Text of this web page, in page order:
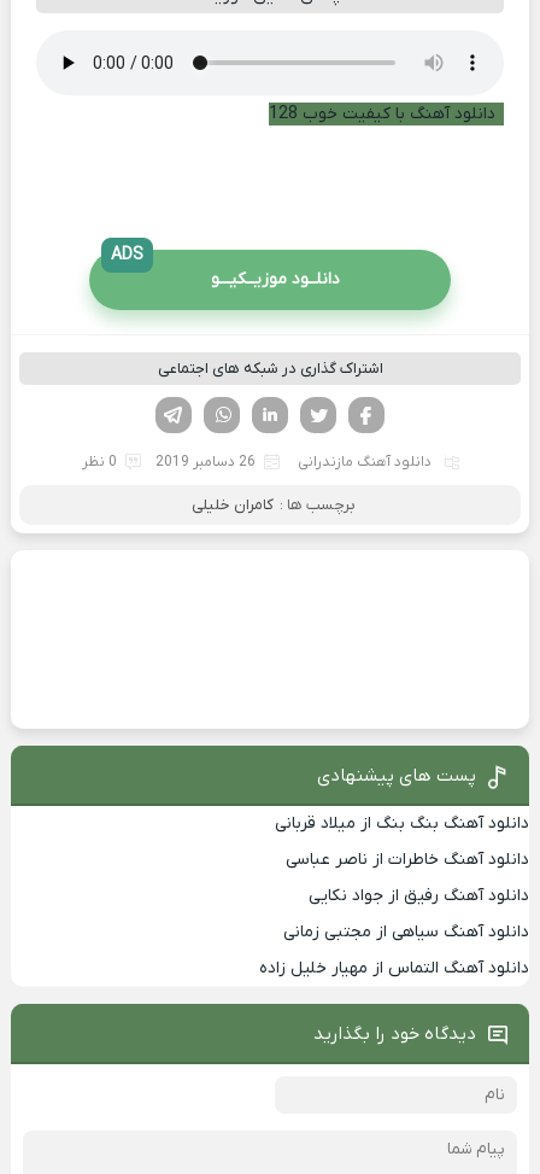
دانلود آهنگ با کیفیت خوب 128
دانلــود موزیــکیـــو
ADS
اشتراک گذاری در شبکه های اجتماعی
لینکدین تویتر
فیسوک
دانلود آهنگ مازندرانی 26 دسامبر 2019 0 نظر
برچسب ها : کامران خلیلی
پست های پیشنهادی
دانلود آهنگ بنگ بنگ از میلاد قربانی
دانلود آهنگ خاطرات از ناصر عباسی
دانلود آهنگ رفیق از جواد نکایی
دانلود آهنگ سیاهی از مجتبی زمانی
دانلود آهنگ التماس از مهیار خلیل زاده
دیدگاه خود را بگذارید